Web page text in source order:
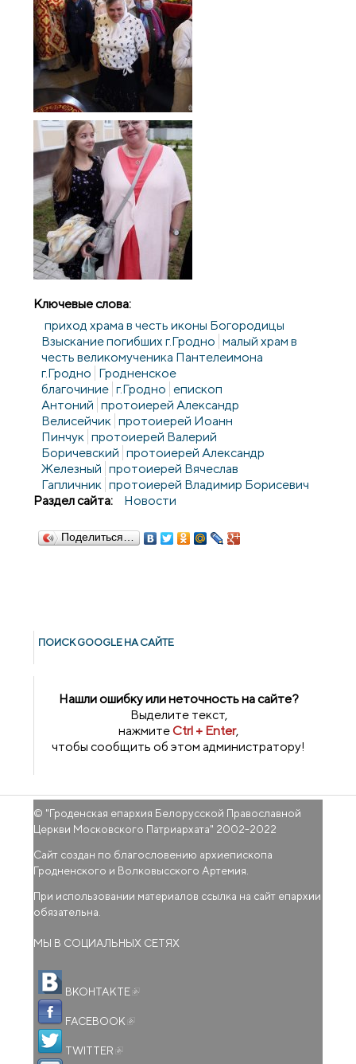
Ключевые слова:
приход храма в честь иконы Богородицы
Взыскание погибших г.Гродно малый храм в
честь великомученика Пантелеимона
г.Гродно Гродненское
благочиние г.Гродно епископ
Антоний протоиерей Александр
Велисейчик протоиерей Иоанн
Пинчук протоиерей Валерий
Боричевский протоиерей Александр
Железный протоиерей Вячеслав
Гапличник протоиерей Владимир Борисевич
Раздел сайта:
Новости
Поделиться…
ПОИСК GOОGLE НА САЙТЕ
Нашли ошибку или неточность на сайте?
Выделите текст,
нажмитеCtrl + Enter,
чтобы сообщить об этом администратору!
© "Гроденская епархия Белорусской Православной
Церкви Московского Патриархата" 2002-2022
Сайт создан по благословению архиепископа
Гродненского и Волковысского Артемия.
При использовании материалов ссылка на сайт епархии
обязательна.
МЫ В СОЦИАЛЬНЫХ СЕТЯХ
ВКОНТАКТЕ
FACEBOOK
TWITTER